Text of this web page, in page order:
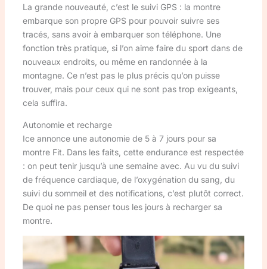
La grande nouveauté, c’est le suivi GPS : la montre
embarque son propre GPS pour pouvoir suivre ses
tracés, sans avoir à embarquer son téléphone. Une
fonction très pratique, si l’on aime faire du sport dans de
nouveaux endroits, ou même en randonnée à la
montagne. Ce n’est pas le plus précis qu’on puisse
trouver, mais pour ceux qui ne sont pas trop exigeants,
cela suffira.
Autonomie et recharge
Ice annonce une autonomie de 5 à 7 jours pour sa
montre Fit. Dans les faits, cette endurance est respectée
: on peut tenir jusqu’à une semaine avec. Au vu du suivi
de fréquence cardiaque, de l’oxygénation du sang, du
suivi du sommeil et des notifications, c’est plutôt correct.
De quoi ne pas penser tous les jours à recharger sa
montre.